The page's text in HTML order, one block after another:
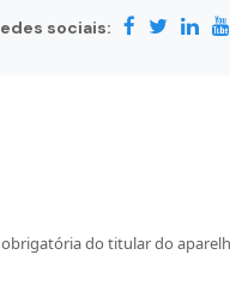
sociais:
obrigatória do titular do